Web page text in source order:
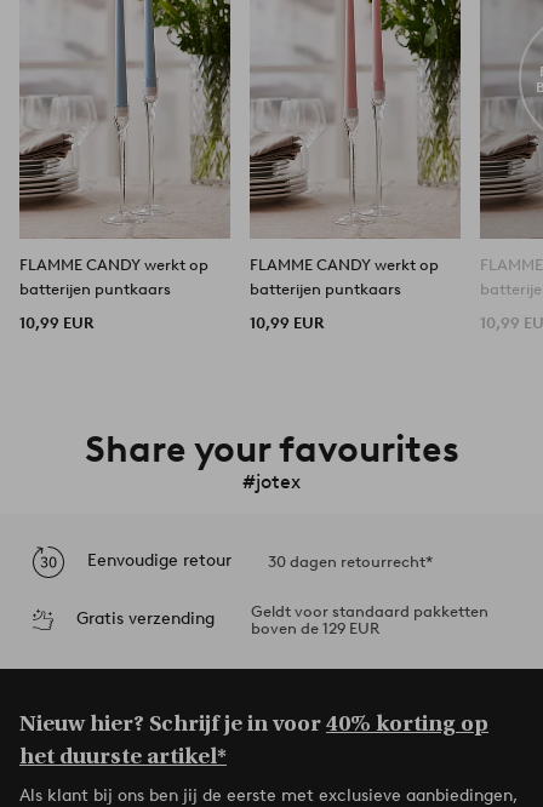
FLAMME CANDY werkt op
batterijen puntkaars
10,99 EUR
FLAMME CANDY werkt op
batterijen puntkaars
10,99 EUR
10,99
Share your favourites
#jotex
Eenvoudige retour 30 dagen retourrecht*
Gratis verzending
Geldt voor standaard pakketten
boven de 129 EUR
Nieuw hier? Schrijf je in voor40% korting op
het duurste artikel*
Als klant bij ons ben jij de eerste met exclusieve aanbiedingen,